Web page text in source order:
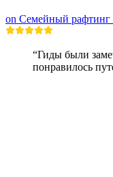
on Семейный рафтинг
“Гиды были
понравилось